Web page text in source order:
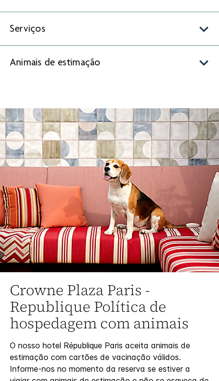
Serviços
Animais de estimação
Crowne PlazaParis -
Republique Política de
hospedagem com animais
O nosso hotel République Paris aceita animais de
estimação com cartões de vacinação válidos.
Informe-nos no momento da reserva se estiver a